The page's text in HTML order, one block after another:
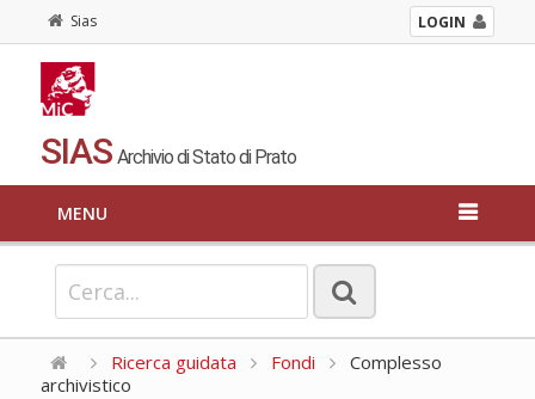
Sias LOGIN
SIAS Archivio di Stato di Prato
MENU
Ricerca guidata Fondi
Complesso
archivistico